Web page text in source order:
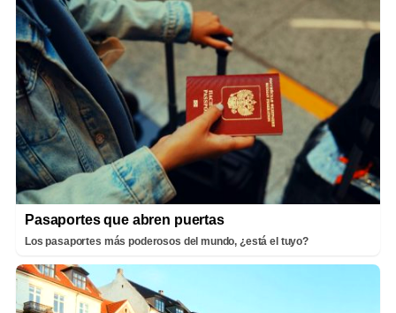
Pasaportes que abren puertas
Los pasaportes más poderosos del mundo, ¿está el tuyo?